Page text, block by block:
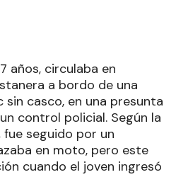
años, circulaba en
a bordo de una
casco, en una presunta
control policial. Según la
seguido por un
en moto, pero este
cuando el joven ingresó